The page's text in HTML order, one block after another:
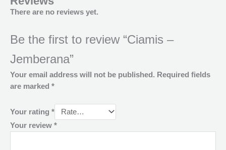
There are no reviews yet.
Be the first to review “Ciamis –
Jemberana”
Your email address will not be published. Required fields
are marked *
Your rating *
Your review *